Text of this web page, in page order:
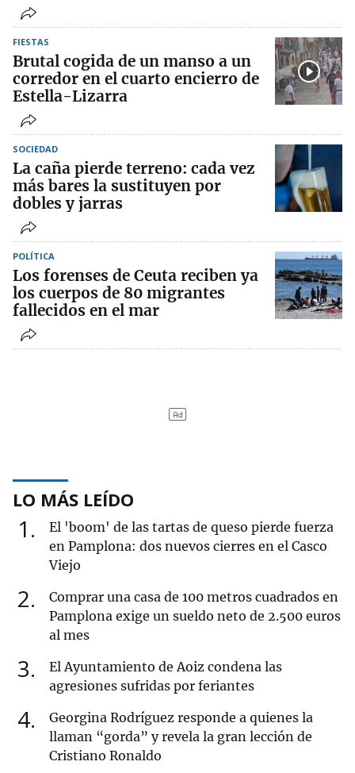
FIESTAS
Brutal cogida de un manso a un
corredor en el cuarto encierro de
Estella-Lizarra
SOCIEDAD
La caña pierde terreno: cada vez
más bares la sustituyen por
dobles y jarras
POLÍTICA
Los forenses de Ceuta reciben ya
los cuerpos de 80 migrantes
fallecidos en el mar
LO MÁS LEÍDO
1
El 'boom' de las tartas de queso pierde fuerza
en Pamplona: dos nuevos cierres en el Casco
Viejo
2
Comprar una casa de 100 metros cuadrados en
Pamplona exige un sueldo neto de 2.500 euros
al mes
3
El Ayuntamiento de Aoiz condena las
agresiones sufridas por feriantes
4
Georgina Rodríguez responde a quienes la
llaman “gorda” y revela la gran lección de
Cristiano Ronaldo